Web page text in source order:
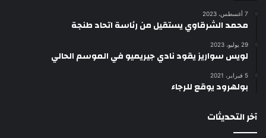
7 أغسطس، 2023
محمد الشرقاوي يستقيل من رئاسة اتحاد طنجة
29 يوليو، 2023
لويس سواريز يقود نادي جيريميو في الموسم الحالي
5 فبراير، 2021
بولهرود يوقع للرجاء
آخر التحديثات